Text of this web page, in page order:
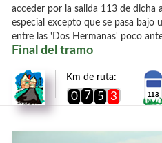
acceder por la salida 113 de dicha
especial excepto que se pasa bajo
entre las 'Dos Hermanas' poco
Final del tramo
Km de ruta:
0 7 5 3 113